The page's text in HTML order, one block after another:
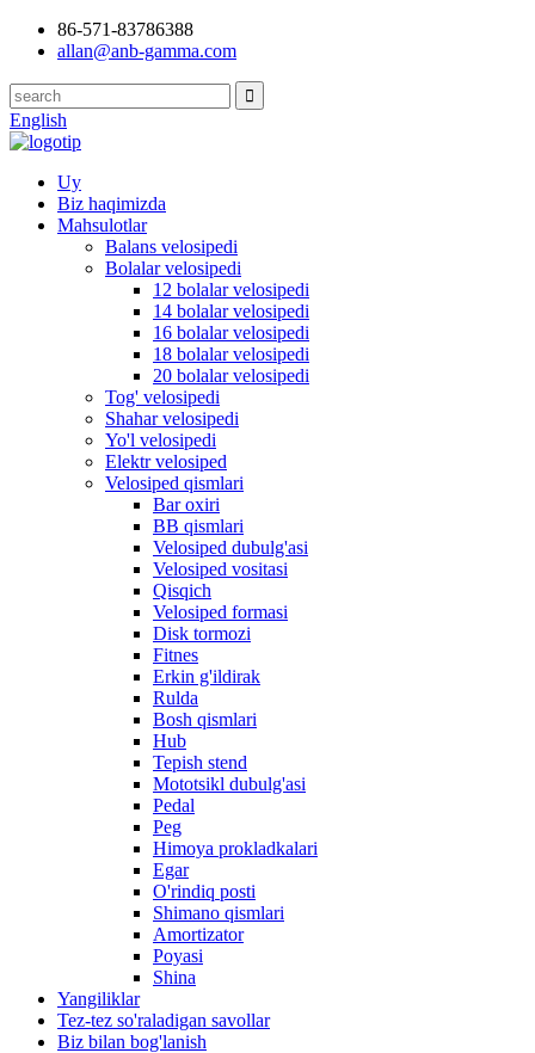
86-571-83786388
allan@anb-gamma.com
English
Uy
Biz haqimizda
Mahsulotlar
Balans velosipedi
Bolalar velosipedi
12 bolalar velosipedi
14 bolalar velosipedi
16 bolalar velosipedi
18 bolalar velosipedi
20 bolalar velosipedi
Tog' velosipedi
Shahar velosipedi
Yo'l velosipedi
Elektr velosiped
Velosiped qismlari
Bar oxiri
BB qismlari
Velosiped dubulg'asi
Velosiped vositasi
Qisqich
Velosiped formasi
Disk tormozi
Fitnes
Erkin g'ildirak
Rulda
Bosh qismlari
Hub
Tepish stend
Mototsikl dubulg'asi
Pedal
Peg
Himoya prokladkalari
Egar
O'rindiq posti
Shimano qismlari
Amortizator
Poyasi
Shina
Yangiliklar
Tez-tez so'raladigan savollar
Biz bilan bog'lanish